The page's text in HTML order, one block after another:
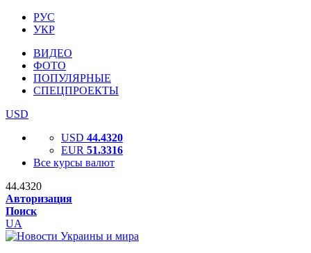
РУС
УКР
ВИДЕО
ФОТО
ПОПУЛЯРНЫЕ
СПЕЦПРОЕКТЫ
USD
USD 44.4320
EUR 51.3316
Все курсы валют
44.4320
Авторизация
Поиск
UA